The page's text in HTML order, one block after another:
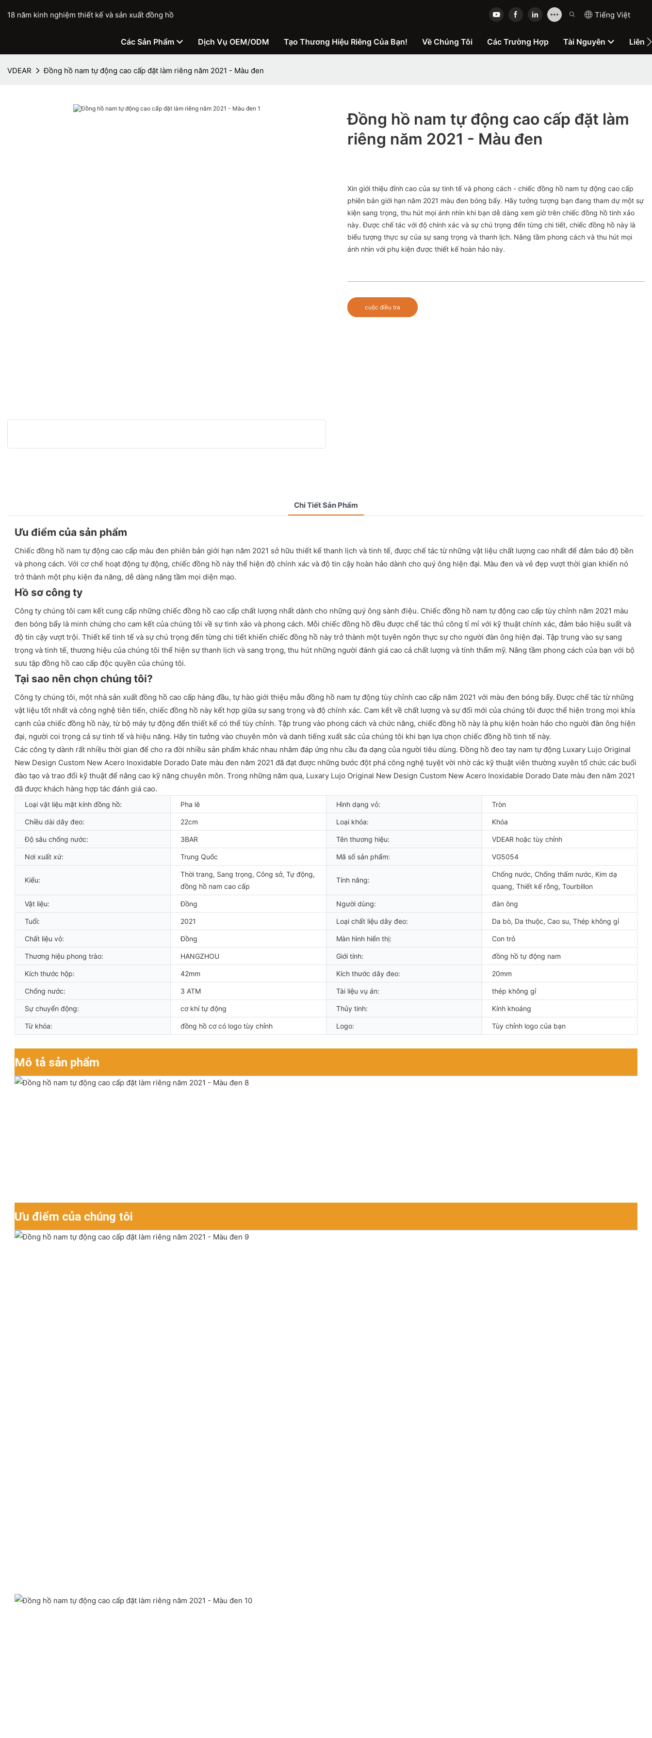
18 năm kinh nghiệm thiết kế và sản xuất đồng hồ Tiếng Việt
Các Sản Phẩm Dịch Vụ OEM/ODM Tạo Thương Hiệu Riêng Của Bạn! Về Chúng Tôi Các Trường Hợp Tài Nguyên Liên
VDEAR Đồng hồ nam tự động cao cấp đặt làm riêng năm 2021 - Màu đen
Đồng hồ nam tự động cao cấp đặt làm
riêng năm 2021 - Màu đen
Xin giới thiệu đỉnh cao của sự tinh tế và phong cách - chiếc đồng hồ nam tự động cao cấp
phiên bản giới hạn năm 2021 màu đen bóng bẩy. Hãy tưởng tượng bạn đang tham dự một sự
kiện sang trọng, thu hút mọi ánh nhìn khi bạn dễ dàng xem giờ trên chiếc đồng hồ tinh xảo
này. Được chế tác với độ chính xác và sự chú trọng đến từng chi tiết, chiếc đồng hồ này là
biểu tượng thực sự của sự sang trọng và thanh lịch. Nâng tầm phong cách và thu hút mọi
ánh nhìn với phụ kiện được thiết kế hoàn hảo này.
cuộc điều tra
Chi Tiết Sản Phẩm
Ưu điểm của sản phẩm
Chiếc đồng hồ nam tự động cao cấp màu đen phiên bản giới hạn năm 2021 sở hữu thiết kế thanh lịch và tinh tế, được chế tác từ những vật liệu chất lượng cao nhất để đảm bảo độ bền
và phong cách. Với cơ chế hoạt động tự động, chiếc đồng hồ này thể hiện độ chính xác và độ tin cậy hoàn hảo dành cho quý ông hiện đại. Màu đen và vẻ đẹp vượt thời gian khiến nó
trở thành một phụ kiện đa năng, dễ dàng nâng tầm mọi diện mạo.
Hồ sơ công ty
Công ty chúng tôi cam kết cung cấp những chiếc đồng hồ cao cấp chất lượng nhất dành cho những quý ông sành điệu. Chiếc đồng hồ nam tự động cao cấp tùy chỉnh năm 2021 màu
đen bóng bẩy là minh chứng cho cam kết của chúng tôi về sự tinh xảo và phong cách. Mỗi chiếc đồng hồ đều được chế tác thủ công tỉ mỉ với kỹ thuật chính xác, đảm bảo hiệu suất và
độ tin cậy vượt trội. Thiết kế tinh tế và sự chú trọng đến từng chi tiết khiến chiếc đồng hồ này trở thành một tuyên ngôn thực sự cho người đàn ông hiện đại. Tập trung vào sự sang
trọng và tinh tế, thương hiệu của chúng tôi thể hiện sự thanh lịch và sang trọng, thu hút những người đánh giá cao cả chất lượng và tính thẩm mỹ. Nâng tầm phong cách của bạn với bộ
sưu tập đồng hồ cao cấp độc quyền của chúng tôi.
Tại sao nên chọn chúng tôi?
Công ty chúng tôi, một nhà sản xuất đồng hồ cao cấp hàng đầu, tự hào giới thiệu mẫu đồng hồ nam tự động tùy chỉnh cao cấp năm 2021 với màu đen bóng bẩy. Được chế tác từ những
vật liệu tốt nhất và công nghệ tiên tiến, chiếc đồng hồ này kết hợp giữa sự sang trọng và độ chính xác. Cam kết về chất lượng và sự đổi mới của chúng tôi được thể hiện trong mọi khía
cạnh của chiếc đồng hồ này, từ bộ máy tự động đến thiết kế có thể tùy chỉnh. Tập trung vào phong cách và chức năng, chiếc đồng hồ này là phụ kiện hoàn hảo cho người đàn ông hiện
đại, người coi trọng cả sự tinh tế và hiệu năng. Hãy tin tưởng vào chuyên môn và danh tiếng xuất sắc của chúng tôi khi bạn lựa chọn chiếc đồng hồ tinh tế này.
Các công ty dành rất nhiều thời gian để cho ra đời nhiều sản phẩm khác nhau nhằm đáp ứng nhu cầu đa dạng của người tiêu dùng. Đồng hồ đeo tay nam tự động Luxary Lujo Original
New Design Custom New Acero Inoxidable Dorado Date màu đen năm 2021 đã đạt được những bước đột phá công nghệ tuyệt vời nhờ các kỹ thuật viên thường xuyên tổ chức các buổi
đào tạo và trao đổi kỹ thuật để nâng cao kỹ năng chuyên môn. Trong những năm qua, Luxary Lujo Original New Design Custom New Acero Inoxidable Dorado Date màu đen năm 2021
đã được khách hàng hợp tác đánh giá cao.
Loại vật liệu mặt kính đồng hồ: Pha lê Hình dạng vỏ: Tròn
Chiều dài dây đeo: 22cm Loại khóa: Khóa
Độ sâu chống nước: 3BAR Tên thương hiệu: VDEAR hoặc tùy chỉnh
Nơi xuất xứ: Trung Quốc Mã số sản phẩm: VG5054
Kiểu:
Thời trang, Sang trọng, Công sở, Tự động,
đồng hồ nam cao cấp
Tính năng:
Chống nước, Chống thấm nước, Kim dạ
quang, Thiết kế rỗng, Tourbillon
Vật liệu: Đồng Người dùng: đàn ông
Tuổi: 2021 Loại chất liệu dây đeo: Da bò, Da thuộc, Cao su, Thép không gỉ
Chất liệu vỏ: Đồng Màn hình hiển thị: Con trỏ
Thương hiệu phong trào: HANGZHOU Giới tính: đồng hồ tự động nam
Kích thước hộp: 42mm Kích thước dây đeo: 20mm
Chống nước: 3 ATM Tài liệu vụ án: thép không gỉ
Sự chuyển động: cơ khí tự động Thủy tinh: Kính khoáng
Từ khóa: đồng hồ cơ có logo tùy chỉnh Logo: Tùy chỉnh logo của bạn
Mô tả sản phẩm
Ưu điểm của chúng tôi